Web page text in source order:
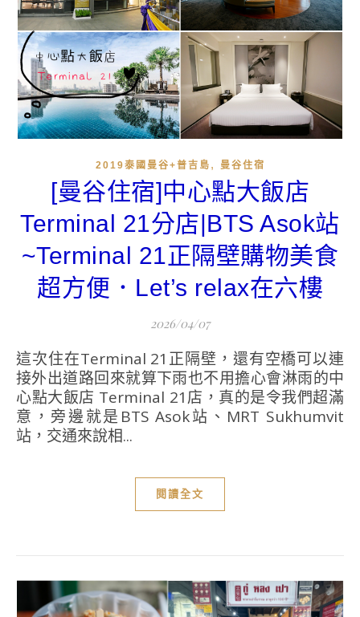
2019泰國曼谷+普吉島 , 曼谷住宿
[曼谷住宿]中心點大飯店
Terminal 21分店|BTS Asok站
~Terminal 21正隔壁購物美食
超方便．Let’s relax在六樓
2026/04/07
這次住在Terminal 21正隔壁，還有空橋可以連
接外出道路回來就算下雨也不用擔心會淋雨的中
心點大飯店 Terminal 21店，真的是令我們超滿
意，旁邊就是BTS Asok站、MRT Sukhumvit
站，交通來說相...
閱讀全文